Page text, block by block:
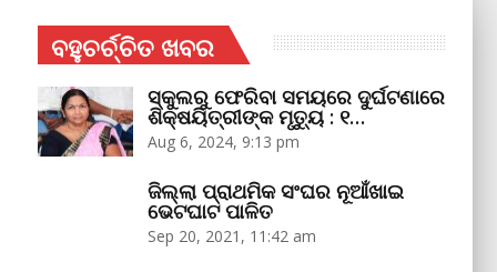
ବହୁଚର୍ଚ୍ଚିତ ଖବର
ସ୍କୁଲରୁ ଫେରିବା ସମୟରେ ଦୁର୍ଘଟଣାରେ
ଶିକ୍ଷୟିତ୍ରୀଙ୍କ ମୃତ୍ୟୁ : ୧…
Aug 6, 2024, 9:13 pm
ଜିଲ୍ଲା ପ୍ରାଥମିକ ସଂଘର ନୂଆଁଖାଇ
ଭେଟଘାଟ ପାଳିତ
Sep 20, 2021, 11:42 am